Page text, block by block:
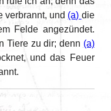
verbrannt, und (a) die
Felde angezündet.
Tiere zu dir; denn (a)
und das Feuer